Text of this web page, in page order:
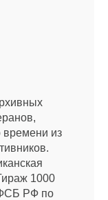
времени из
1000
РФ по